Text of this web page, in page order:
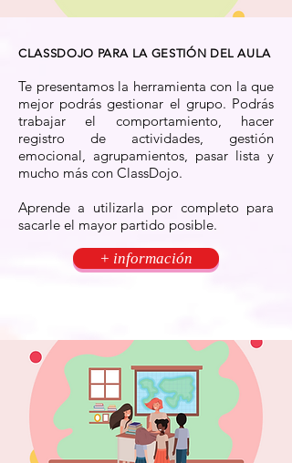
CLASSDOJO PARA LA GESTIÓN DEL AULA
Te presentamos la herramienta con la que
mejor podrás gestionar el grupo. Podrás
trabajar el comportamiento, hacer
registro de actividades, gestión
emocional, agrupamientos, pasar lista y
mucho más con ClassDojo.
Aprende a utilizarla por completo para
sacarle el mayor partido posible.
+ información